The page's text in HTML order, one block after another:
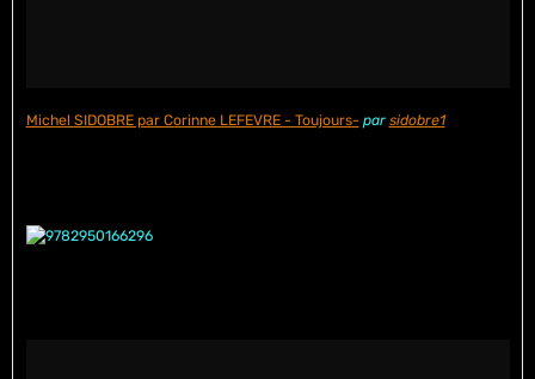
Michel SIDOBRE par Corinne LEFEVRE - Toujours- par sidobre1